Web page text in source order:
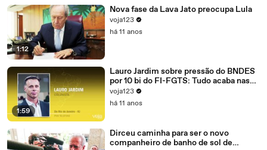
1:12
Nova fase da Lava Jato preocupa Lula
voja123
há 11 anos
1:59
Lauro Jardim sobre pressão do BNDES
por 10 bi do FI-FGTS: Tudo acaba nas
mãos de Cunha
voja123
há 11 anos
Dirceu caminha para ser o novo
companheiro de banho de sol de